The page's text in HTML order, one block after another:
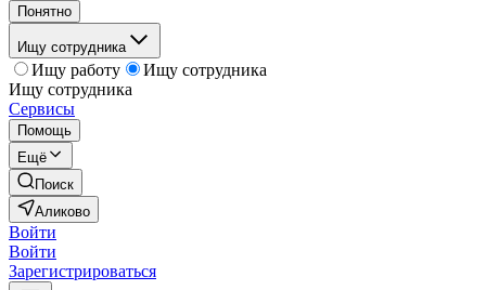
Понятно
Ищу сотрудника
Ищу работу
Ищу сотрудника
Ищу сотрудника
Сервисы
Помощь
Ещё
Поиск
Аликово
Войти
Войти
Зарегистрироваться